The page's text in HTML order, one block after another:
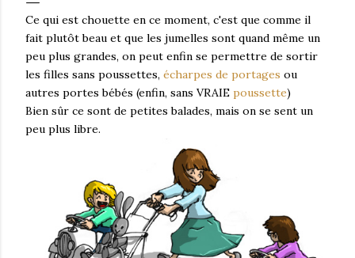
Ce qui est chouette en ce moment, c'est que comme il
fait plutôt beau et que les jumelles sont quand même un
peu plus grandes, on peut enfin se permettre de sortir
les filles sans poussettes, écharpes de portages ou
autres portes bébés (enfin, sans VRAIE poussette)
Bien sûr ce sont de petites balades, mais on se sent un
peu plus libre.